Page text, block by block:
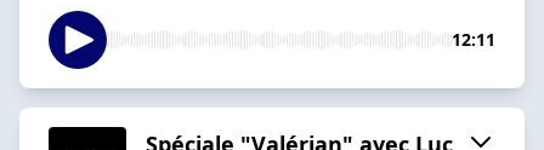
12:11
Spéciale "Valérian" avec Luc